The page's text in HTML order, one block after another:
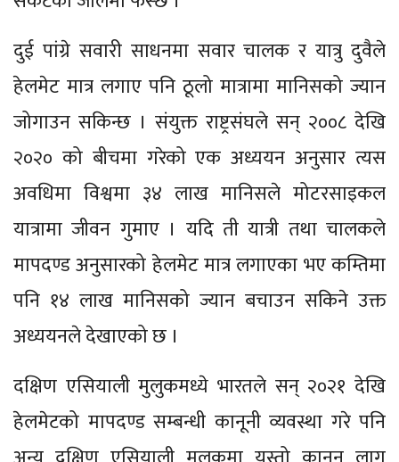
दुई पांग्रे सवारी साधनमा सवार चालक र यात्रु दुवैले
हेलमेट मात्र लगाए पनि ठूलो मात्रामा मानिसको ज्यान
जोगाउन सकिन्छ । संयुक्त राष्ट्रसंघले सन् २००८ देखि
२०२० को बीचमा गरेको एक अध्ययन अनुसार त्यस
अवधिमा विश्वमा ३४ लाख मानिसले मोटरसाइकल
यात्रामा जीवन गुमाए । यदि ती यात्री तथा चालकले
मापदण्ड अनुसारको हेलमेट मात्र लगाएका भए कम्तिमा
पनि १४ लाख मानिसको ज्यान बचाउन सकिने उक्त
अध्ययनले देखाएको छ ।
दक्षिण एसियाली मुलुकमध्ये भारतले सन् २०२१ देखि
हेलमेटको मापदण्ड सम्बन्धी कानूनी व्यवस्था गरे पनि